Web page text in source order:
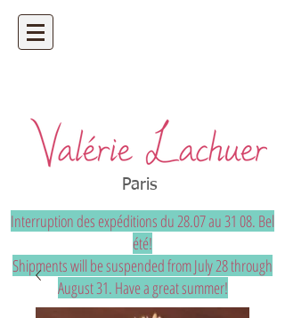
Artisan bijoutier - bijoux précieux et
uniques sur mesure
Paris
Interruption des expéditions du 28.07 au 31 08. Bel
été!
Shipments will be suspended from July 28 through
August 31. Have a great summer!